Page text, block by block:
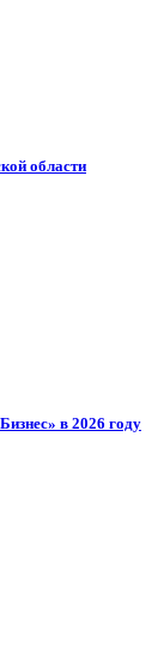
области
в 2026 году